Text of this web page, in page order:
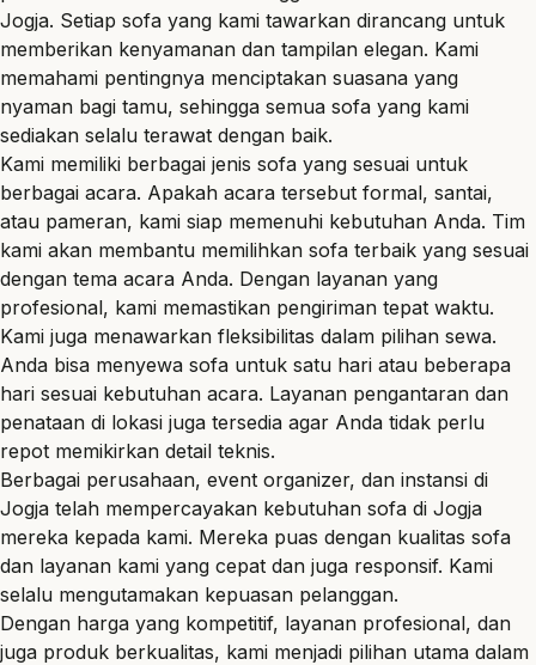
Jogja. Setiap sofa yang kami tawarkan dirancang untuk
memberikan kenyamanan dan tampilan elegan. Kami
memahami pentingnya menciptakan suasana yang
nyaman bagi tamu, sehingga semua sofa yang kami
sediakan selalu terawat dengan baik.
Kami memiliki berbagai jenis sofa yang sesuai untuk
berbagai acara. Apakah acara tersebut formal, santai,
atau pameran, kami siap memenuhi kebutuhan Anda. Tim
kami akan membantu memilihkan sofa terbaik yang sesuai
dengan tema acara Anda. Dengan layanan yang
profesional, kami memastikan pengiriman tepat waktu.
Kami juga menawarkan fleksibilitas dalam pilihan sewa.
Anda bisa menyewa sofa untuk satu hari atau beberapa
hari sesuai kebutuhan acara. Layanan pengantaran dan
penataan di lokasi juga tersedia agar Anda tidak perlu
repot memikirkan detail teknis.
Berbagai perusahaan, event organizer, dan instansi di
Jogja telah mempercayakan kebutuhan sofa di Jogja
mereka kepada kami. Mereka puas dengan kualitas sofa
dan layanan kami yang cepat dan juga responsif. Kami
selalu mengutamakan kepuasan pelanggan.
Dengan harga yang kompetitif, layanan profesional, dan
juga produk berkualitas, kami menjadi pilihan utama dalam